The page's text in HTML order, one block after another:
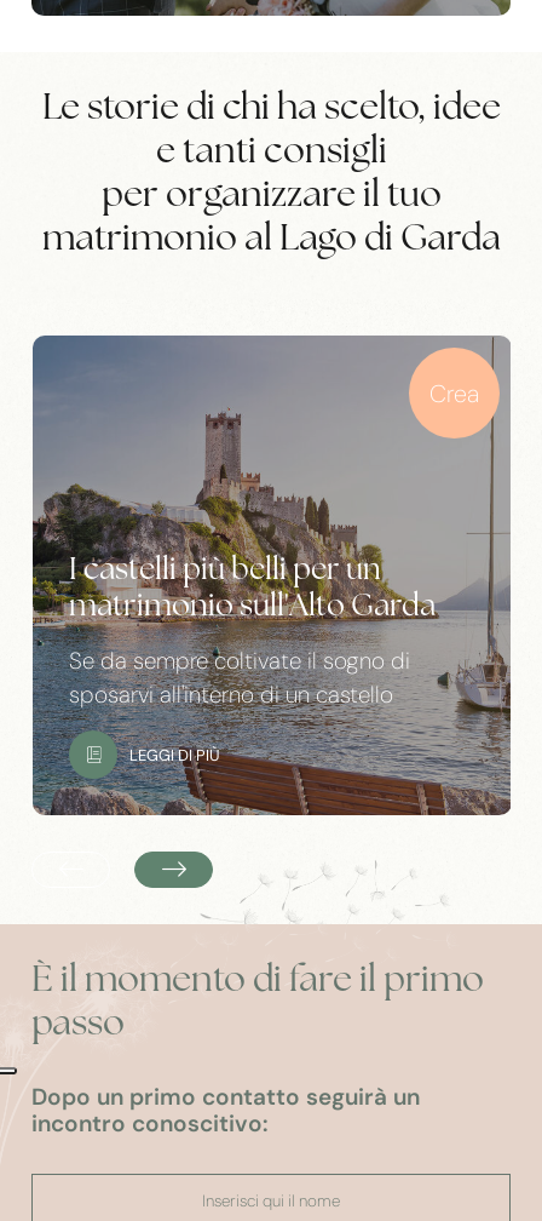
Le storie di chi ha scelto, idee
e tanti consigli
per organizzare il tuo
matrimonio al Lago di Garda
Crea
I castelli più belli per un
matrimonio sull'Alto Garda
Se da sempre coltivate il sogno di
sposarvi all'interno di un castello
LEGGI DI PIÙ
È il momento di fare il primo
passo
Dopo un primo contatto seguirà un
incontro conoscitivo: